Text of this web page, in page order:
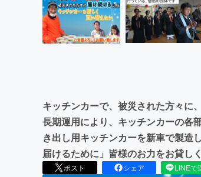
キッチンカーで、被災された方々に
長期運用により、キッチンカーの各
き出し用キッチンカーを新車で製造
届けるために」皆様のお力をお貸し
ポスト シェア LINEで